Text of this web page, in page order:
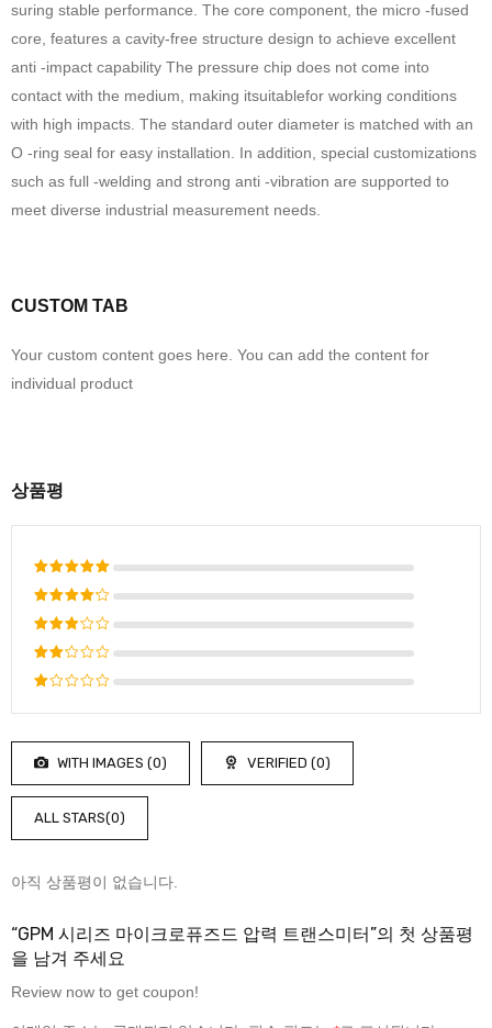
suring stable performance. The core component, the micro -fused
core, features a cavity-free structure design to achieve excellent
anti -impa­ct capability The pressure chip does not come into
contact with the medium, making itsuitablefor working conditions
with high impacts. The standard outer d­iameter is matched with an
O -ring seal for easy installation. In addition, special customizations
such as full -welding and strong anti -vibration are supported t­o
meet diverse industrial measurement needs.
CUSTOM TAB
Your custom content goes here. You can add the content for
individual product
상품평
5 중에서
5
로 평가
됨
5 중에
서
4
로
평가됨
5 중
에서
3로
5
2로
평
가
5
서
1
로
평
가
WITH IMAGES (0) VERIFIED (0)
ALL STARS(0)
아직 상품평이 없습니다.
“GPM 시리즈 마이크로퓨즈드 압력 트랜스미터”의 첫 상품평
을 남겨 주세요
Review now to get coupon!